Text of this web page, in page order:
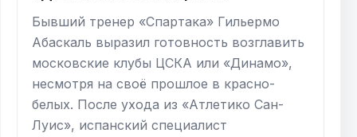
Бывший тренер «Спартака» Гильермо
Абаскаль выразил готовность возглавить
московские клубы ЦСКА или «Динамо»,
несмотря на своё прошлое в красно-
белых. После ухода из «Атлетико Сан-
Луис», испанский специалист